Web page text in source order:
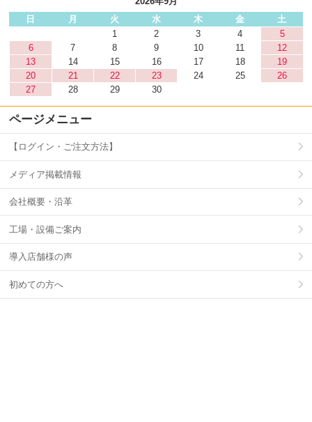
日
月 火 水 木 金
土
1
2 3 4
5
6
7 8 9 10 11
12
13
14 15 16 17 18
19
20
21 22 23 24 25
26
27
28 29 30
ページメニュー
【ログイン・ご注文方法】
メディア掲載情報
会社概要・沿革
工場・設備ご案内
導入店舗様の声
初めての方へ